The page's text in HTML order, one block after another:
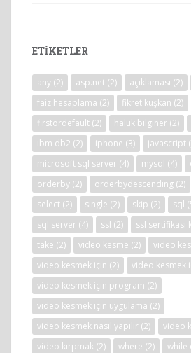
ETIKETLER
any (2) asp.net (2) açıklaması (2)
faiz hesaplama (2) fikret kuşkan (2)
firstordefault (2) haluk bilginer (2)
ibm db2 (2) iphone (3) javascript
microsoft sql server (4) mysql (4)
orderby (2) orderbydescending (2)
select (2) single (2) skip (2) sql
sql server (4) ssl (2) ssl sertifikası
take (2) video kesme (2) video
video kesmek için (2) video kesmek
video kesmek için program (2)
video kesmek için uygulama (2)
video kesmek nasıl yapılır (2) video
video kırpmak (2) where (2) while